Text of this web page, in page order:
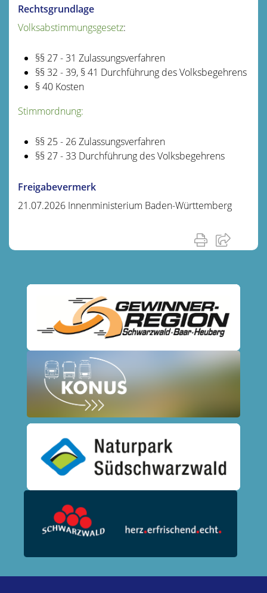
Rechtsgrundlage
Volksabstimmungsgesetz:
§§ 27 - 31 Zulassungsverfahren
§§ 32 - 39, § 41 Durchführung des Volksbegehrens
§ 40 Kosten
Stimmordnung:
§§ 25 - 26 Zulassungsverfahren
§§ 27 - 33 Durchführung des Volksbegehrens
Freigabevermerk
21.07.2026 Innenministerium Baden-Württemberg